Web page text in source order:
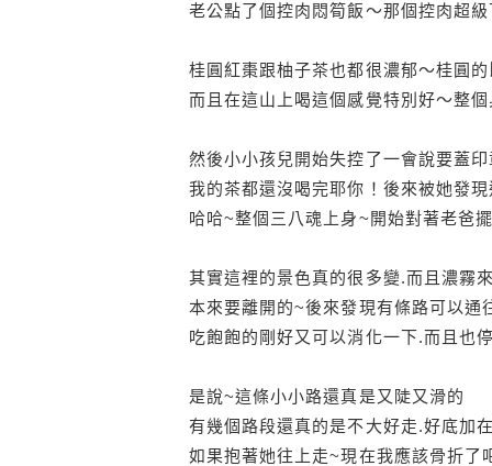
老公點了個控肉悶筍飯～那個控肉超
桂圓紅棗跟柚子茶也都很濃郁～桂圓
而且在這山上喝這個感覺特別好～整
然後小小孩兒開始失控了一會說要蓋
我的茶都還沒喝完耶你！後來被她發
哈哈~整個三八魂上身~開始對著老爸
其實這裡的景色真的很多變.而且濃霧
本來要離開的~後來發現有條路可以通
吃飽飽的剛好又可以消化一下.而且也
是說~這條小小路還真是又陡又滑的
有幾個路段還真的是不大好走.好底加
如果抱著她往上走~現在我應該骨折了